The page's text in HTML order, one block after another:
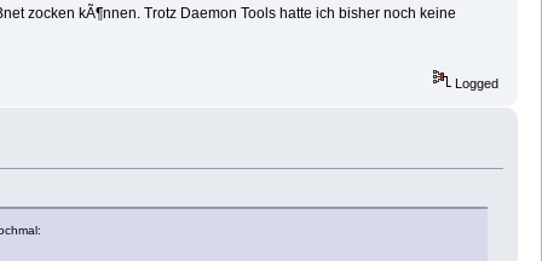
zocken kÃ¶nnen. Trotz Daemon Tools hatte ich bisher noch keine
Logged